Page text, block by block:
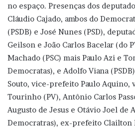
no espaço. Presenças dos
Cláudio Cajado, ambos do
(PSDB) e José Nunes (PSD),
Geilson e João Carlos Bacelar (do
Machado (PSC) mais Paulo Azi e
Democratas), e Adolfo Viana
Souto, vice-prefeito Paulo Aquino,
Tourinho (PV), Antônio Carlos
Augusto de Jesus e Otávio Joel de
Democratras), ex-prefeito Clailton